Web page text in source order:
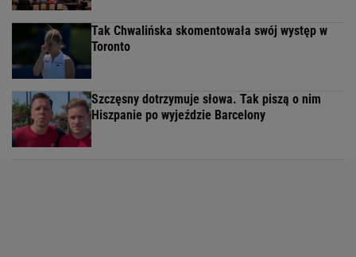
Tak Chwalińska skomentowała swój występ w
Toronto
Szczęsny dotrzymuje słowa. Tak piszą o nim
Hiszpanie po wyjeździe Barcelony